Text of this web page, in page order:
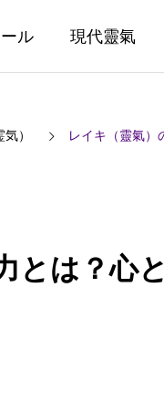
ル 現代靈氣
） レイキ（靈氣）
とは？心